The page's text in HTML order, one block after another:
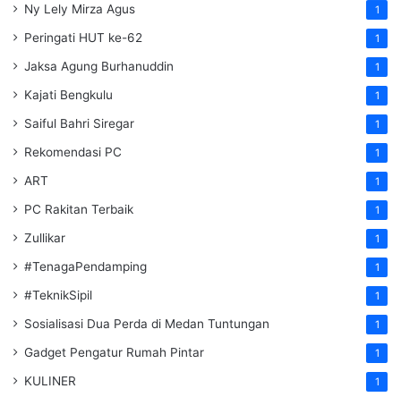
Ny Lely Mirza Agus 1
Peringati HUT ke-62 1
Jaksa Agung Burhanuddin 1
Kajati Bengkulu 1
Saiful Bahri Siregar 1
Rekomendasi PC 1
ART 1
PC Rakitan Terbaik 1
Zullikar 1
#TenagaPendamping 1
#TeknikSipil 1
Sosialisasi Dua Perda di Medan Tuntungan 1
Gadget Pengatur Rumah Pintar 1
KULINER 1